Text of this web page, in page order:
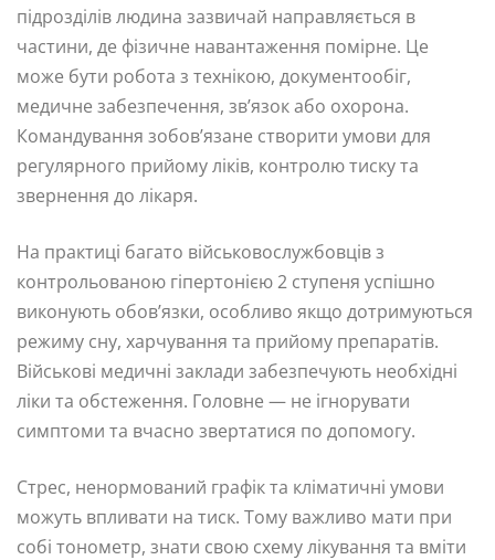
підрозділів людина зазвичай направляється в
частини, де фізичне навантаження помірне. Це
може бути робота з технікою, документообіг,
медичне забезпечення, зв’язок або охорона.
Командування зобов’язане створити умови для
регулярного прийому ліків, контролю тиску та
звернення до лікаря.
На практиці багато військовослужбовців з
контрольованою гіпертонією 2 ступеня успішно
виконують обов’язки, особливо якщо дотримуються
режиму сну, харчування та прийому препаратів.
Військові медичні заклади забезпечують необхідні
ліки та обстеження. Головне — не ігнорувати
симптоми та вчасно звертатися по допомогу.
Стрес, ненормований графік та кліматичні умови
можуть впливати на тиск. Тому важливо мати при
собі тонометр, знати свою схему лікування та вміти